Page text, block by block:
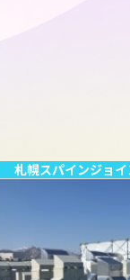
札幌スパインジョ